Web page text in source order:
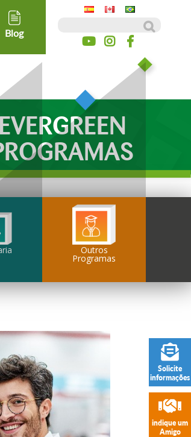
Blog
EVERGREEN
Outros
Programas
Solicite
informações
indique um
Amigo